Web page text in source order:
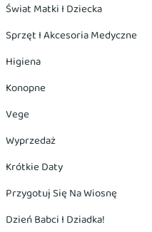
Świat Matki I Dziecka
Sprzęt I Akcesoria Medyczne
Higiena
Konopne
Vege
Wyprzedaż
Krótkie Daty
Przygotuj Się Na Wiosnę
Dzień Babci I Dziadka!